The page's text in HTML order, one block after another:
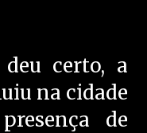
certo, a
na cidade
de